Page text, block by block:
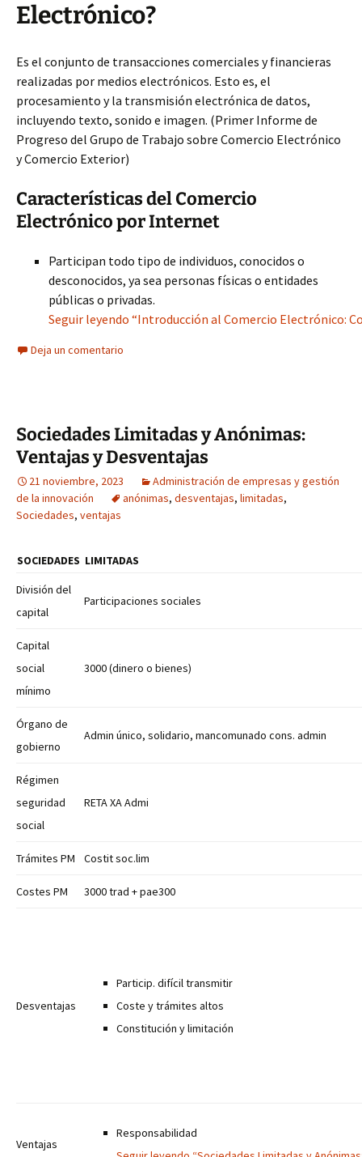
Electrónico?
Es el conjunto de transacciones comerciales y financieras
realizadas por medios electrónicos. Esto es, el
procesamiento y la transmisión electrónica de datos,
incluyendo texto, sonido e imagen. (Primer Informe de
Progreso del Grupo de Trabajo sobre Comercio Electrónico
y Comercio Exterior)
Características del Comercio
Electrónico por Internet
Participan todo tipo de individuos, conocidos o
desconocidos, ya sea personas físicas o entidades
públicas o privadas.
Seguir leyendo “Introducción al Comercio Electrónico:
Deja un comentario
Sociedades Limitadas y Anónimas:
Ventajas y Desventajas
21 noviembre, 2023
Administración de empresas y gestión
de la innovación
anónimas, desventajas, limitadas,
Sociedades, ventajas
SOCIEDADES LIMITADAS
División del
capital
Participaciones sociales
Capital
social
mínimo
3000 (dinero o bienes)
Órgano de
gobierno
Admin único, solidario, mancomunado cons. admin
Régimen
seguridad
social
RETA XA Admi
Trámites PM Costit soc.lim
Costes PM 3000 trad + pae300
Desventajas
Particip. difícil transmitir
Coste y trámites altos
Constitución y limitación
Ventajas
Responsabilidad